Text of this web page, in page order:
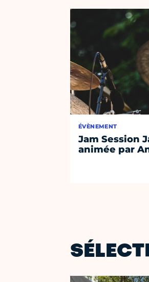
ÉVÈNEMENT
Jam Session
animée par